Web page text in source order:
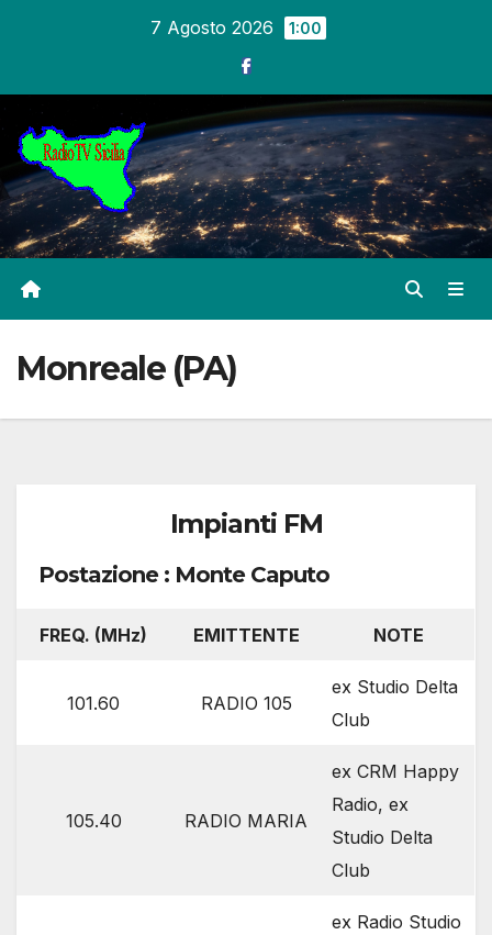
7 Agosto 2026 1:00
Monreale (PA)
Impianti FM
Postazione : Monte Caputo
FREQ. (MHz) EMITTENTE NOTE
101.60 RADIO 105
ex Studio Delta
Club
105.40 RADIO MARIA
ex CRM Happy
Radio, ex
Studio Delta
Club
ex Radio Studio